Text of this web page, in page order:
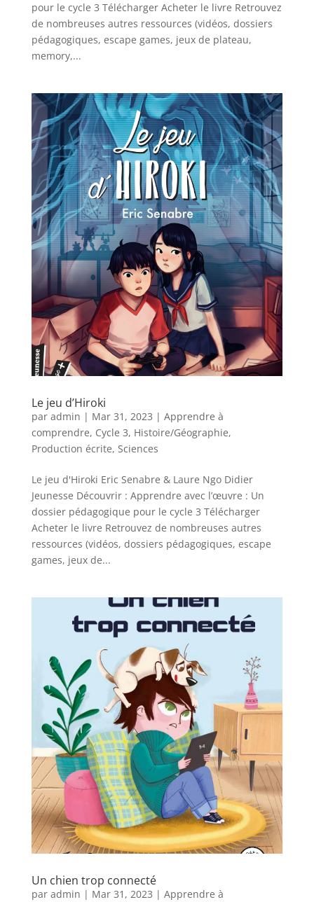
pour le cycle 3 Télécharger Acheter le livre Retrouvez
de nombreuses autres ressources (vidéos, dossiers
pédagogiques, escape games, jeux de plateau,
memory,...
Le jeu d’Hiroki
par admin | Mar 31, 2023 | Apprendre à
comprendre, Cycle 3, Histoire/Géographie,
Production écrite, Sciences
Le jeu d'Hiroki Eric Senabre & Laure Ngo Didier
Jeunesse Découvrir : Apprendre avec l’œuvre : Un
dossier pédagogique pour le cycle 3 Télécharger
Acheter le livre Retrouvez de nombreuses autres
ressources (vidéos, dossiers pédagogiques, escape
games, jeux de...
Un chien trop connecté
par admin | Mar 31, 2023 | Apprendre à